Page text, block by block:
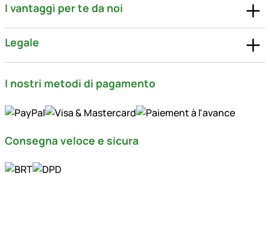
I vantaggi per te da noi
Legale
I nostri metodi di pagamento
Consegna veloce e sicura